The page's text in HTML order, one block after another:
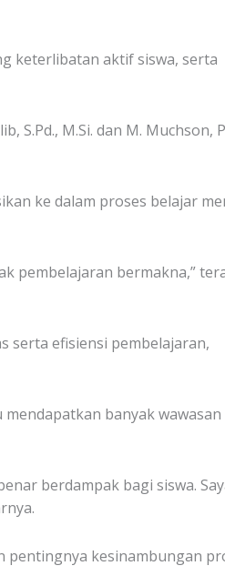
keterlibatan aktif siswa, serta
M.Si. dan M. Muchson,
ke dalam proses belajar
pembelajaran bermakna,”
serta efisiensi pembelajaran,
mendapatkan banyak
berdampak bagi siswa.
pentingnya kesinambungan